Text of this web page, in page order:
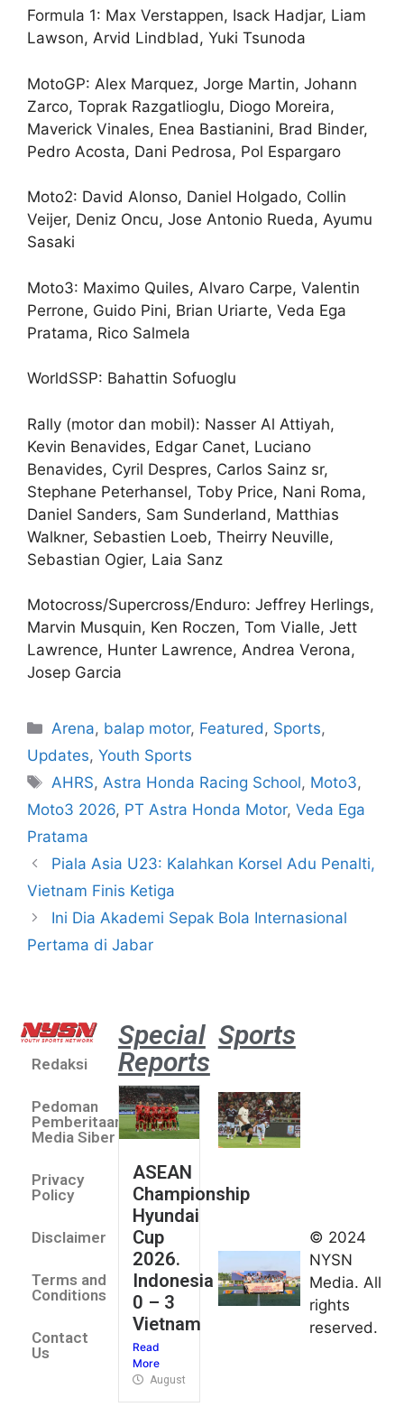
Formula 1: Max Verstappen, Isack Hadjar, Liam
Lawson, Arvid Lindblad, Yuki Tsunoda
MotoGP: Alex Marquez, Jorge Martin, Johann
Zarco, Toprak Razgatlioglu, Diogo Moreira,
Maverick Vinales, Enea Bastianini, Brad Binder,
Pedro Acosta, Dani Pedrosa, Pol Espargaro
Moto2: David Alonso, Daniel Holgado, Collin
Veijer, Deniz Oncu, Jose Antonio Rueda, Ayumu
Sasaki
Moto3: Maximo Quiles, Alvaro Carpe, Valentin
Perrone, Guido Pini, Brian Uriarte, Veda Ega
Pratama, Rico Salmela
WorldSSP: Bahattin Sofuoglu
Rally (motor dan mobil): Nasser Al Attiyah,
Kevin Benavides, Edgar Canet, Luciano
Benavides, Cyril Despres, Carlos Sainz sr,
Stephane Peterhansel, Toby Price, Nani Roma,
Daniel Sanders, Sam Sunderland, Matthias
Walkner, Sebastien Loeb, Theirry Neuville,
Sebastian Ogier, Laia Sanz
Motocross/Supercross/Enduro: Jeffrey Herlings,
Marvin Musquin, Ken Roczen, Tom Vialle, Jett
Lawrence, Hunter Lawrence, Andrea Verona,
Josep Garcia
Arena, balap motor, Featured, Sports,
Updates, Youth Sports
AHRS,Astra Honda Racing School, Moto3,
Moto3 2026, PT Astra Honda Motor, Veda Ega
Pratama
Piala Asia U23: Kalahkan Korsel Adu Penalti,
Vietnam Finis Ketiga
Ini Dia Akademi Sepak Bola Internasional
Pertama di Jabar
Redaksi
Pedoman
Pemberitaan
Media Siber
Privacy
Policy
Disclaimer
Terms and
Conditions
Contact
Us
Special
Reports
ASEAN
Championship
Hyundai
Cup
2026.
Indonesia
0 – 3
Vietnam
Read
More
August 4, 2026
Sports
umum
Kejurnas
Panahan
Junior di
Kudus
© 2024
NYSN
Media. All
rights
reserved.